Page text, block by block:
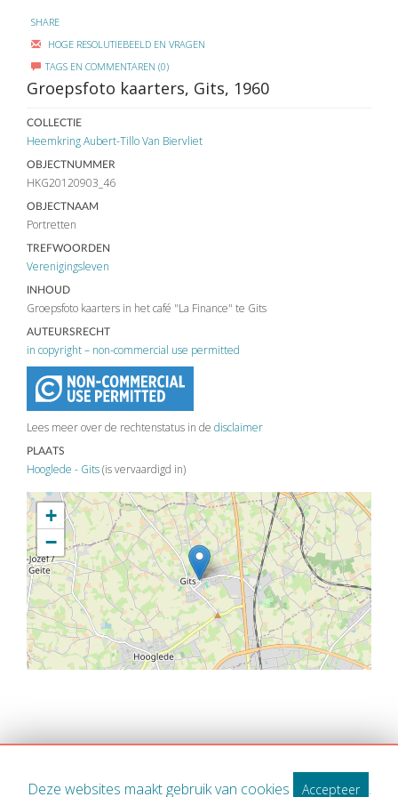
SHARE
HOGE RESOLUTIEBEELD EN VRAGEN
TAGS EN COMMENTAREN (0)
Groepsfoto kaarters, Gits, 1960
COLLECTIE
Heemkring Aubert-Tillo Van Biervliet
OBJECTNUMMER
HKG20120903_46
OBJECTNAAM
Portretten
TREFWOORDEN
Verenigingsleven
INHOUD
Groepsfoto kaarters in het café "La Finance" te Gits
AUTEURSRECHT
in copyright – non-commercial use permitted
Lees meer over de rechtenstatus in de disclaimer
PLAATS
Hooglede - Gits(is vervaardigd in)
+
−
Deze websites maakt gebruik van cookies Accepteer .